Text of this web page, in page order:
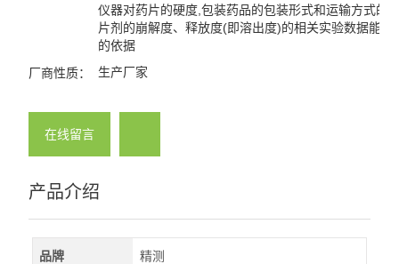
仪器对药片的硬度,包装药品的包装形式和运输方式的
片剂的崩解度、释放度(即溶出度)的相关实验数据能提
的依据
厂商性质： 生产厂家
在线留言
产品介绍
品牌 精测